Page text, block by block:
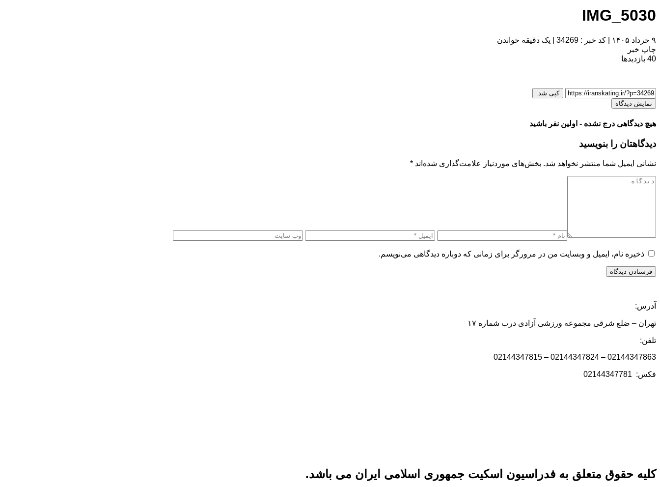
IMG_5030
۹ خرداد ۱۴۰۵ کد خبر : 34269
یک دقیقه خواندن
چاپ خبر
40 بازدیدها
کپی شد.
نمایش دیدگاه
هیچ دیدگاهی درج نشده - اولین نفر باشید
دیدگاهتان را بنویسید
نشانی ایمیل شما منتشر نخواهد شد. بخش‌های موردنیاز علامت‌گذاری شده‌اند *
ذخیره نام، ایمیل و وبسایت من در مرورگر برای زمانی که دوباره دیدگاهی می‌نویسم.
آدرس:
تهران – ضلع شرقی مجموعه ورزشی آزادی درب شماره ۱۷
تلفن:
02144347863 – 02144347824 – 02144347815
فکس: 02144347781
کلیه حقوق متعلق به فدراسیون اسکیت جمهوری اسلامی ایران می باشد.